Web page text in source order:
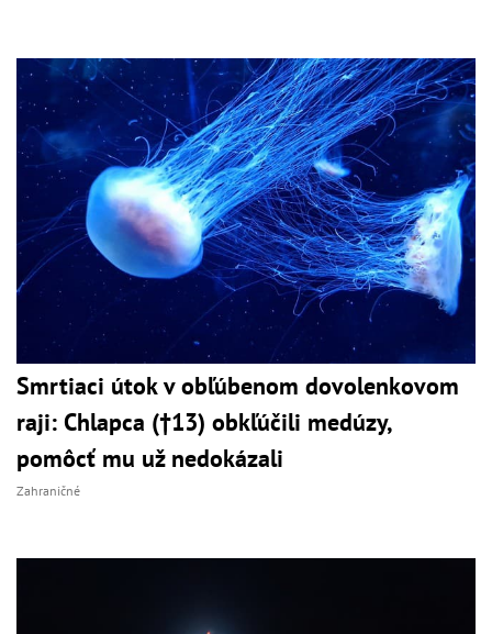
Smrtiaci útok v obľúbenom dovolenkovom
raji: Chlapca (†13) obkľúčili medúzy,
pomôcť mu už nedokázali
Zahraničné